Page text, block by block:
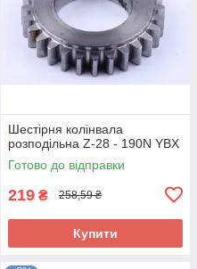
Шестірня колінвала
розподільна Z-28 - 190N YBX
Готово до відправки
219 ₴ 258,59 ₴
Купити